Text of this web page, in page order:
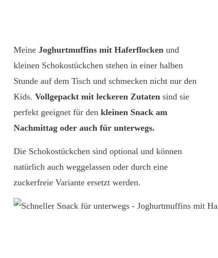
Meine Joghurtmuffins mit Haferflocken und
kleinen Schokostückchen stehen in einer halben
Stunde auf dem Tisch und schmecken nicht nur den
Kids. Vollgepackt mit leckeren Zutaten sind sie
perfekt geeignet für den kleinen Snack am
Nachmittag oder auch für unterwegs.
Die Schokostückchen sind optional und können
natürlich auch weggelassen oder durch eine
zuckerfreie Variante ersetzt werden.